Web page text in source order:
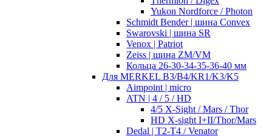
Yukon Nordforce / Photon
Schmidt Bender | шина Convex
Swarovski | шина SR
Venox | Patriot
Zeiss | шина ZM/VM
Кольца 26-30-34-35-36-40 мм
Для MERKEL B3/B4/KR1/K3/K5
Aimpoint | micro
ATN | 4 / 5 / HD
4/5 X-Sight / Mars / Thor
HD X-sight I+II/Thor/Mars
Dedal | T2-T4 / Venator